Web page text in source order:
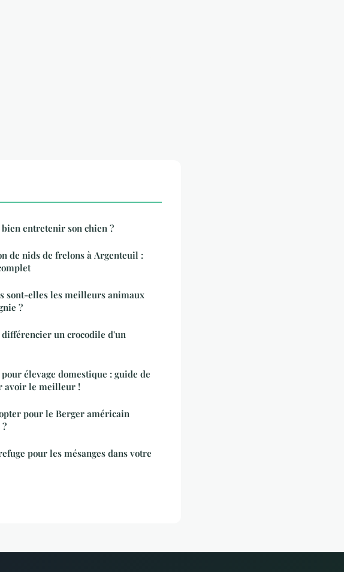
entretenir son chien ?
de nids de frelons à Argenteuil :
sont-elles les meilleurs animaux
?
un crocodile d'un
élevage domestique : guide de
avoir le meilleur !
pour le Berger américain
pour les mésanges dans votre